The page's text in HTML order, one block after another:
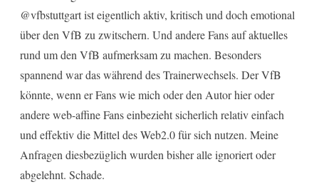
@vfbstuttgart ist eigentlich aktiv, kritisch und doch emotional
über den VfB zu zwitschern. Und andere Fans auf aktuelles
rund um den VfB aufmerksam zu machen. Besonders
spannend war das während des Trainerwechsels. Der VfB
könnte, wenn er Fans wie mich oder den Autor hier oder
andere web-affine Fans einbezieht sicherlich relativ einfach
und effektiv die Mittel des Web2.0 für sich nutzen. Meine
Anfragen diesbezüglich wurden bisher alle ignoriert oder
abgelehnt. Schade.